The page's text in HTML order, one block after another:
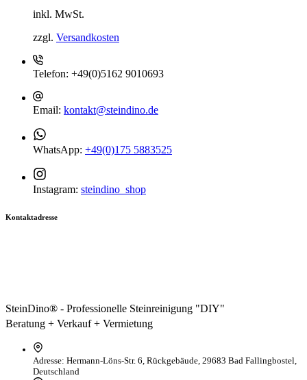
inkl. MwSt.
zzgl. Versandkosten
Telefon: +49(0)5162 9010693
Email: kontakt@steindino.de
WhatsApp: +49(0)175 5883525
Instagram: steindino_shop
Kontaktadresse
SteinDino® - Professionelle Steinreinigung "DIY"
Beratung + Verkauf + Vermietung
Adresse: Hermann-Löns-Str. 6, Rückgebäude, 29683 Bad Fallingbostel,
Deutschland